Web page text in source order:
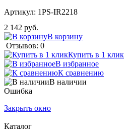
Артикул: 1PS-IR2218
2 142 руб.
В корзину
Отзывов: 0
Купить в 1 клик
В избранное
К сравнению
В наличии
Ошибка
Закрыть окно
Каталог